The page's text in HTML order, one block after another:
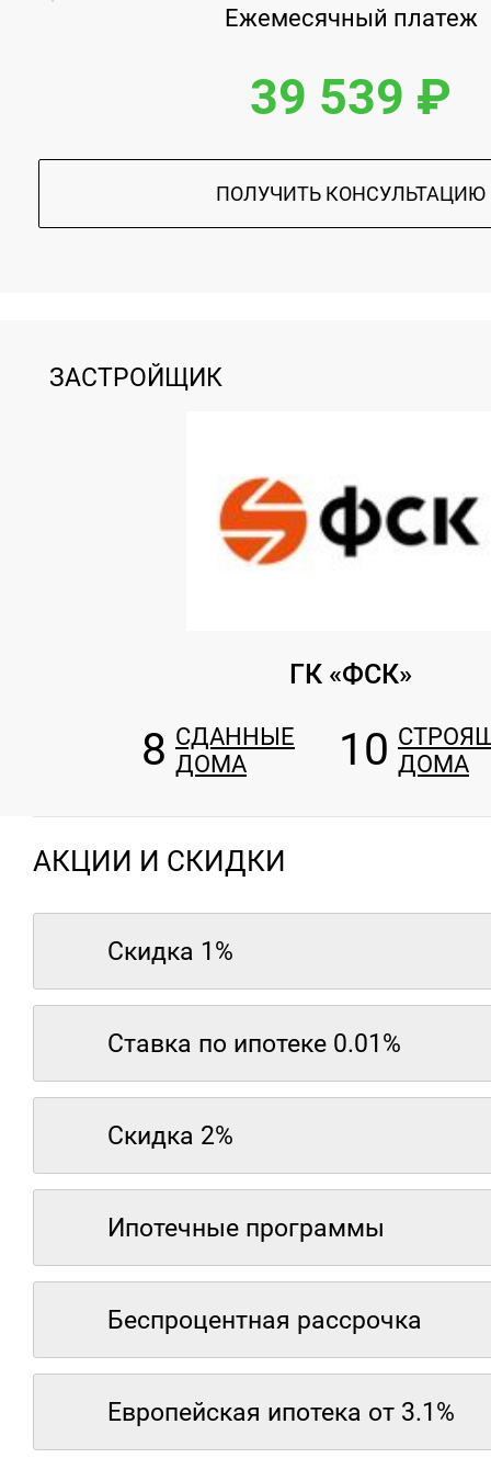
Ежемесячный платеж
39 539 ₽
ПОЛУЧИТЬ КОНСУЛЬТАЦИЮ
ЗАСТРОЙЩИК
ГК «ФСК»
8 СДАННЫЕ
ДОМА
10 ДОМА
АКЦИИ И СКИДКИ
Скидка 1%
Ставка по ипотеке 0.01%
Скидка 2%
Ипотечные программы
Беспроцентная рассрочка
Европейская ипотека от 3.1%